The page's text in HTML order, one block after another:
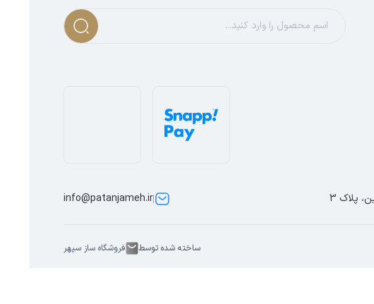
پلاک 3 info@patanjameh.ir
ساخته شده توسط فروشگاه ساز سپهر